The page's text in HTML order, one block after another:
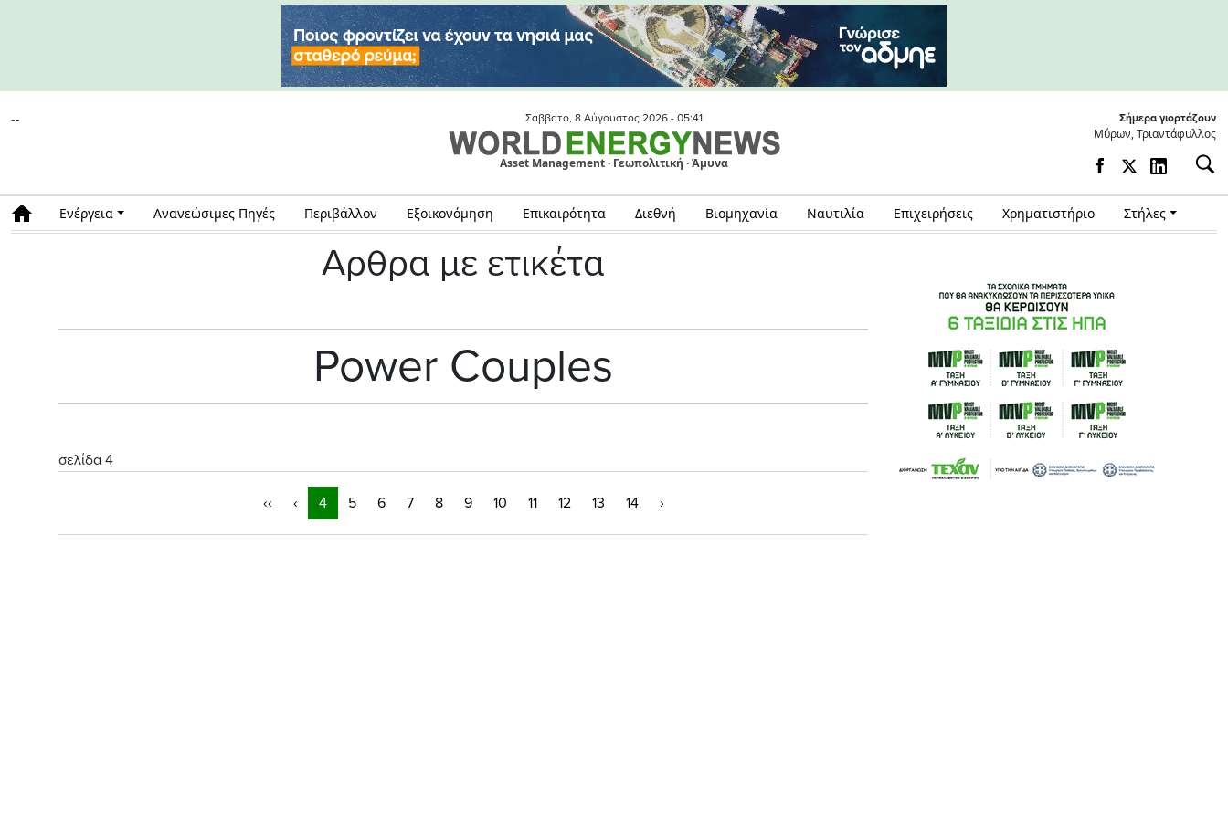
-- Σάββατο, 8 Αύγουστος 2026 - 05:41
Asset Management · Γεωπολιτική · Άμυνα
Σήμερα γιορτάζουν
Μύρων, Τριαντάφυλλος
Ενέργεια Ανανεώσιμες Πηγές Περιβάλλον Εξοικονόμηση Επικαιρότητα Διεθνή Βιομηχανία Ναυτιλία Επιχειρήσεις Χρηματιστήριο Στήλες
Αρθρα με ετικέτα
Power Couples
σελίδα 4
‹‹ ‹ 4 5 6 7 8 9 10 11 12 13 14 ›